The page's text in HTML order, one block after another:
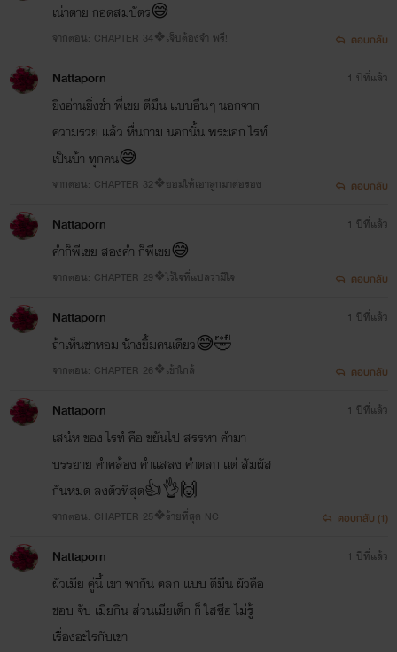
พายุมาร_มาเฟีย(หวงก้าง)
_ที่สุดของนิยายอีโรติกมาเฟีย.. มีทั้งความสนุก น้ำตา และอบอวลไปด้วยกลิ่นไอของความรัก
👉ติดตามในรูปแบบอีบุ๊กได้แล้ววันนี้ที่ธัญวลัย.. ที่ ReadAwrite และ Mebมาพร้อมกับตอนพิเศษ
พายุมาร_Infinity Love ❤ ยิ่งกว่ารัก
E-bookทุกเรื่องของpaper storiesเป็นเจ้าของได้แล้ววันนี้ที่meb
เน่าตาย กอดสมบัตร😅
จากตอน: CHAPTER 34❖เจ็บต้องจำ ฟรี! ตอบกลับ
Nattaporn
ยิ่งอ่านยิ่งขำ พี่เขย ตีมึน แบบอึนๆ นอกจาก
ความรวย แล้ว หื่นกาม นอกนั้น พระเอก ไรท์
เป็นบ้า ทุกคน😅
จากตอน: CHAPTER 32❖ยอมให้เอาลูกมาต่อรอง
1 ปีที่แล้ว
ตอบกลับ
Nattaporn
คำก็พีเขย สองคำ ก็พีเขย😅
จากตอน: CHAPTER 29❖ไว้ใจที่แปลว่ามีใจ
1 ปีที่แล้ว
ตอบกลับ
Nattaporn
ถ้าเห็นชาหอม นัางยิ้มคนเดียว😅🤣
จากตอน: CHAPTER 26❖เข้าใกล้
1 ปีที่แล้ว
ตอบกลับ
Nattaporn
เสน์ห ของ ไรท์ คือ ขยันไป สรรหา คำมา
บรรยาย คำคล้อง คำแสลง คำตลก แต่ สัมผัส
กันหมด ลงตัวที่สุด👍👌🙌
จากตอน: CHAPTER 25❖ร้ายที่สุด NC
1 ปีที่แล้ว
ตอบกลับ (1)
Nattaporn
ผัวเมีย คู่นี้ เขา พากัน ตลก แบบ ตีมึน ผัวคือ
ชอบ จับ เมียกิน ส่วนเมียเด็ก ก็ ใสซีอ ไม่รู้
เรื่องอะไรกับเขา
1 ปีที่แล้ว